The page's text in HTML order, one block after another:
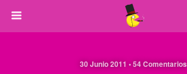
30 Junio 2011 • 54 Comentarios